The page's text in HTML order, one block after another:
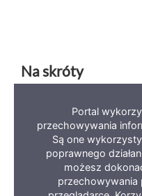
Na skróty
Deklaracja dostępności
Polityka prywatności
Portal
przechowywania
Są one
poprawnego
możesz
przechowywania